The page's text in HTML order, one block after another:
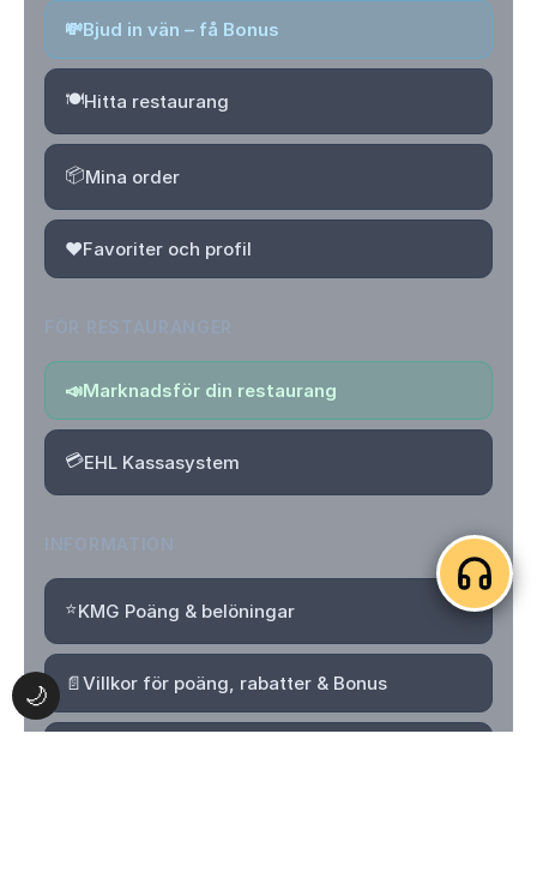
🌙
💸Bjud in vän – få Bonus
🍽️Hitta restaurang
📦Mina order
❤️Favoriter och profil
📣Marknadsför din restaurang
💳EHL Kassasystem
⭐KMG Poäng & belöningar
📄Villkor för poäng, rabatter & Bonus